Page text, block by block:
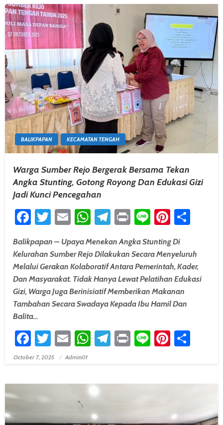
BALIKPAPAN KECAMATAN TENGAH
Warga Sumber Rejo Bergerak Bersama Tekan
Angka Stunting, Gotong Royong Dan Edukasi Gizi
Jadi Kunci Pencegahan
Facebook
Twitter
EmailWhatsApp
Telegram
PrintLine
Balikpapan – Upaya Menekan Angka Stunting Di
Kelurahan Sumber Rejo Dilakukan Secara Menyeluruh
Melalui Gerakan Kolaboratif Antara Pemerintah, Kader,
Dan Masyarakat. Tidak Hanya Lewat Pelatihan Edukasi
Gizi, Warga Juga Berinisiatif Memberikan Makanan
Tambahan Secara Swadaya Kepada Ibu Hamil Dan
Balita…
Facebook
Twitter
EmailWhatsApp
Telegram
PrintLine
Posted On
October 7, 2025 Admin01